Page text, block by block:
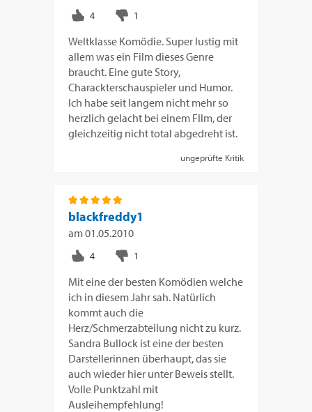
Weltklasse Komödie. Super lustig mit
allem was ein Film dieses Genre
braucht. Eine gute Story,
Charackterschauspieler und Humor.
Ich habe seit langem nicht mehr so
herzlich gelacht bei einem FIlm, der
gleichzeitig nicht total abgedreht ist.
ungeprüfte Kritik
blackfreddy1
am01.05.2010
Mit eine der besten Komödien welche
ich in diesem Jahr sah. Natürlich
kommt auch die
Herz/Schmerzabteilung nicht zu kurz.
Sandra Bullock ist eine der besten
Darstellerinnen überhaupt, das sie
auch wieder hier unter Beweis stellt.
Volle Punktzahl mit
Ausleihempfehlung!